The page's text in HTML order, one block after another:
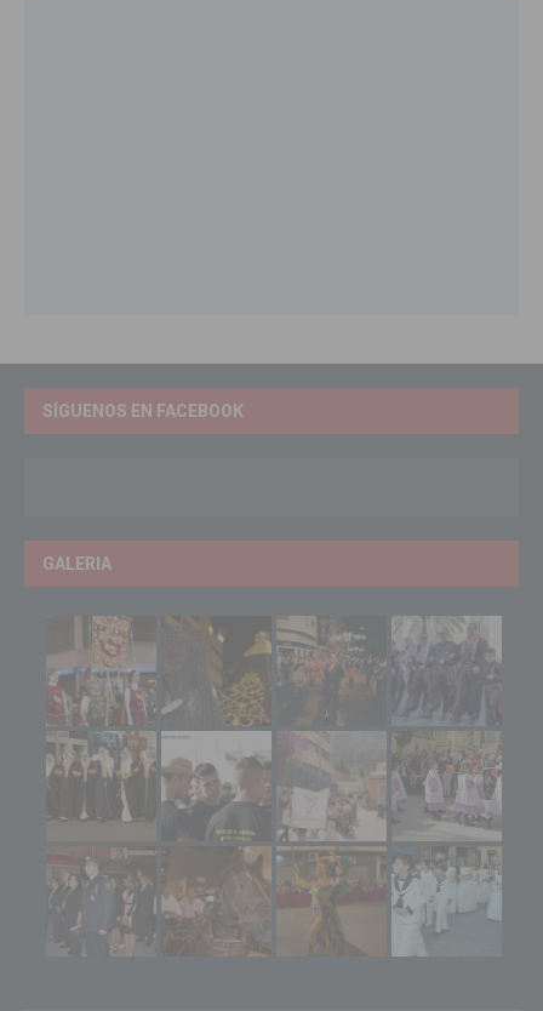
SÍGUENOS EN FACEBOOK
GALERIA